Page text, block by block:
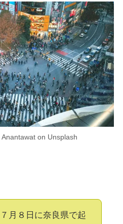
on Unsplash
月８日に奈良県で起